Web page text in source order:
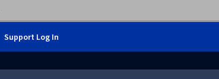
Support Log In